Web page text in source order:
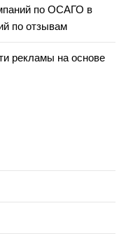
по ОСАГО в
по отзывам
рекламы на основе